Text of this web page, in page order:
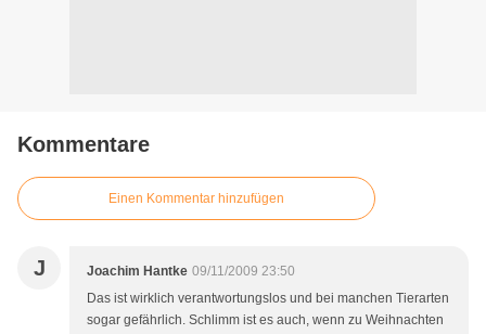
Kommentare
Einen Kommentar hinzufügen
J Joachim Hantke 09/11/2009 23:50
Das ist wirklich verantwortungslos und bei manchen Tierarten
sogar gefährlich. Schlimm ist es auch, wenn zu Weihnachten